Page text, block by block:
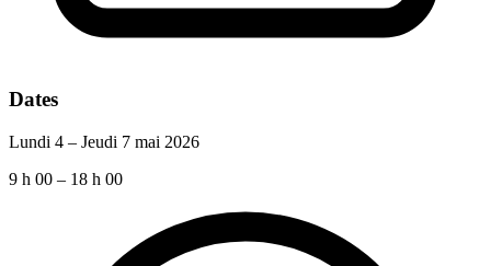
Dates
Lundi 4 – Jeudi 7 mai 2026
9 h 00 – 18 h 00